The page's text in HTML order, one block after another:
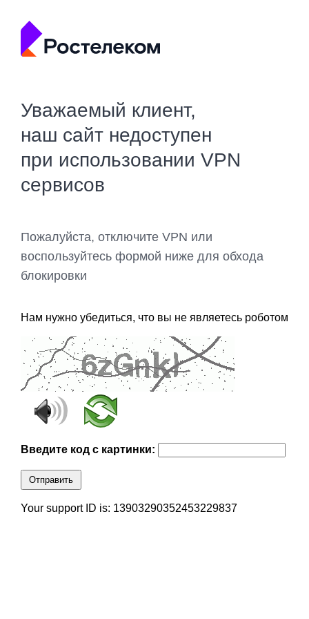
Уважаемый клиент,
наш сайт недоступен
при использовании VPN
сервисов
Пожалуйста, отключите VPN или
воспользуйтесь формой ниже для обхода
блокировки
Нам нужно убедиться, что вы не являетесь роботом
Введите код с картинки:
Отправить
Your support ID is: 13903290352453229837